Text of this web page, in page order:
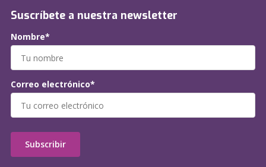
Suscríbete a nuestra newsletter
Nombre*
Correo electrónico*
Subscribir